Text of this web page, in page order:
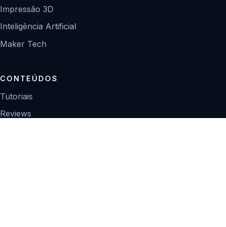
Impressão 3D
Inteligência Artificial
Maker Tech
CONTEÚDOS
Tutoriais
Reviews